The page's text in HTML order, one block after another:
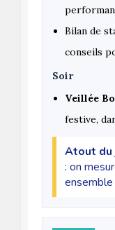
Bilan de
conseils
Soir
Veillée
festive,
Atout du
: on
ensemble